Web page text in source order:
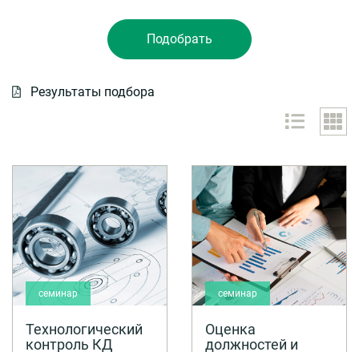
Результаты подбора
семинар
Технологический
контроль КД
семинар
Оценка
должностей и